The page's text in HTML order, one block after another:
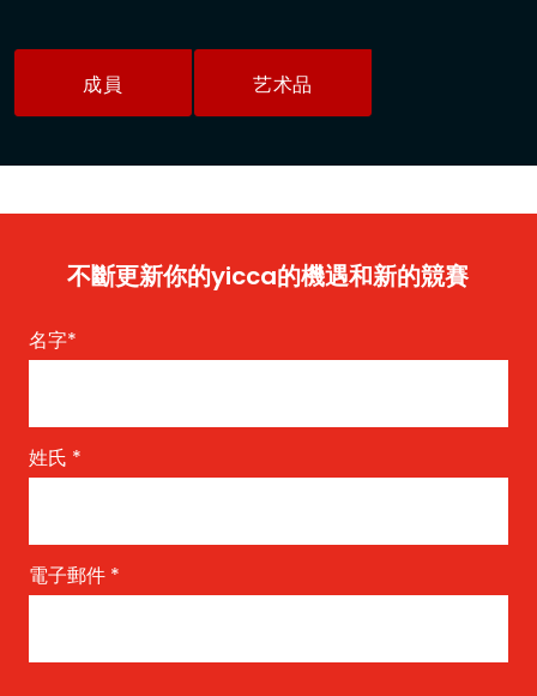
成員 艺术品
不斷更新你的yicca的機遇和新的競賽
名字*
姓氏 *
電子郵件 *